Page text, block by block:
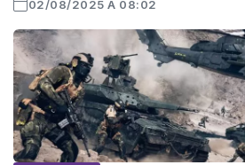
02/08/2025 À 08:02